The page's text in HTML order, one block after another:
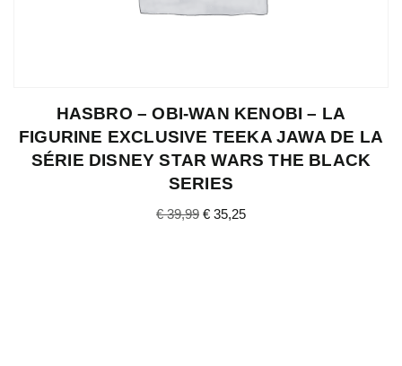
HASBRO – OBI-WAN KENOBI – LA
FIGURINE EXCLUSIVE TEEKA JAWA DE LA
SÉRIE DISNEY STAR WARS THE BLACK
SERIES
€39,99 € 35,25